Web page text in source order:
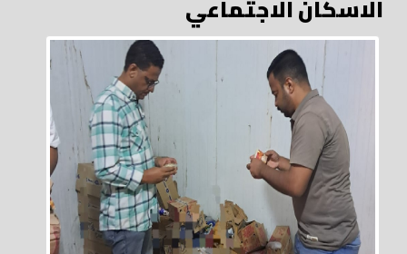
الاسكان الاجتماعي